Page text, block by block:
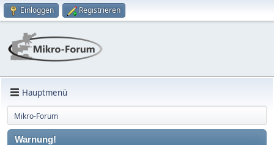
Einloggen Registrieren
Hauptmenü
Mikro-Forum
Warnung!